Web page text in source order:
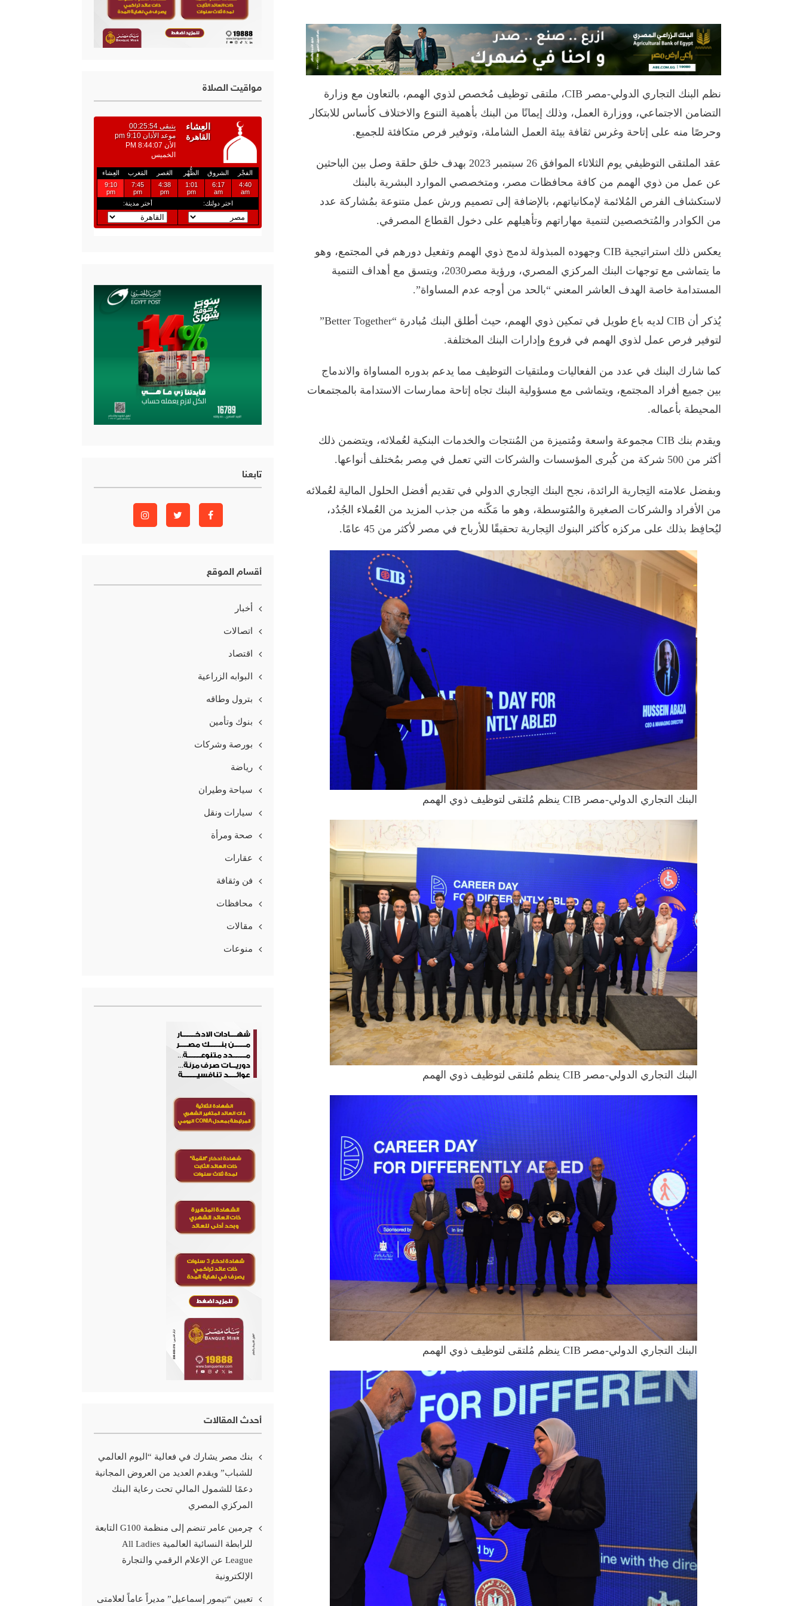
نظم البنك التجاري الدولي-مصر CIB، ملتقى توظيف مُخصص لذوي الهمم، بالتعاون مع وزارة
التضامن الاجتماعي، ووزارة العمل، وذلك إيمانًا من البنك بأهمية التنوع والاختلاف كأساس للابتكار
وحرصًا منه على إتاحة وغرس ثقافة بيئة العمل الشاملة، وتوفير فرص متكافئة للجميع.
عقد الملتقى التوظيفي يوم الثلاثاء الموافق 26 سبتمبر 2023 بهدف خلق حلقة وصل بين الباحثين
عن عمل من ذوي الهمم من كافة محافظات مصر، ومتخصصي الموارد البشرية بالبنك
لاستكشاف الفرص المُلائمة لإمكانياتهم، بالإضافة إلى تصميم ورش عمل متنوعة بمُشاركة عدد
من الكوادر والمُتخصصين لتنمية مهاراتهم وتأهيلهم على دخول القطاع المصرفي.
يعكس ذلك استراتيجية CIB وجهوده المبذولة لدمج ذوي الهمم وتفعيل دورهم في المجتمع، وهو
ما يتماشى مع توجهات البنك المركزي المصري، ورؤية مصر2030، ويتسق مع أهداف التنمية
المستدامة خاصة الهدف العاشر المعني “بالحد من أوجه عدم المساواة”.
يُذكر أن CIB لديه باع طويل في تمكين ذوي الهمم، حيث أطلق البنك مُبادرة “Better Together”
لتوفير فرص عمل لذوي الهمم في فروع وإدارات البنك المختلفة.
كما شارك البنك في عدد من الفعاليات وملتقيات التوظيف مما يدعم بدوره المساواة والاندماج
بين جميع أفراد المجتمع، ويتماشى مع مسؤولية البنك تجاه إتاحة ممارسات الاستدامة بالمجتمعات
المحيطة بأعماله.
ويقدم بنك CIB مجموعة واسعة ومُتميزة من المُنتجات والخدمات البنكية لعُملائه، ويتضمن ذلك
أكثر من 500 شركة من كُبرى المؤسسات والشركات التي تعمل في مِصر بمُختلف أنواعها.
وبفضل علامته التِجارية الرائدة، نجح البنك التِجاري الدولي في تقديم أفضل الحلول المالية لعُملائه
من الأفراد والشركات الصغيرة والمُتوسطة، وهو ما مَكّنه من جذب المزيد من العُملاء الجُدُد،
ليُحافِظ بذلك على مركزه كأكثر البنوك التِجارية تحقيقًا للأرباح في مصر لأكثر من 45 عامًا.
البنك التجاري الدولي-مصر CIB ينظم مُلتقى لتوظيف ذوي الهمم
البنك التجاري الدولي-مصر CIB ينظم مُلتقى لتوظيف ذوي الهمم
البنك التجاري الدولي-مصر CIB ينظم مُلتقى لتوظيف ذوي الهمم
مواقيت الصلاة
تابعنا
أقسام الموقع
أخبار
اتصالات
اقتصاد
البوابه الزراعية
بترول وطاقه
بنوك وتأمين
بورصة وشركات
رياضة
سياحة وطيران
سيارات ونقل
صحة ومرأة
عقارات
فن وثقافة
محافظات
مقالات
منوعات
أحدث المقالات
بنك مصر يشارك في فعالية “اليوم العالمي
للشباب” ويقدم العديد من العروض المجانية
دعمًا للشمول المالي تحت رعاية البنك
المركزي المصري
چرمين عامر تنضم إلى منظمة G100 التابعة
للرابطة النسائية العالمية All Ladies
League عن الإعلام الرقمي والتجارة
الإلكترونية
تعيين “تيمور إسماعيل” مديراً عاماً لعلامتى